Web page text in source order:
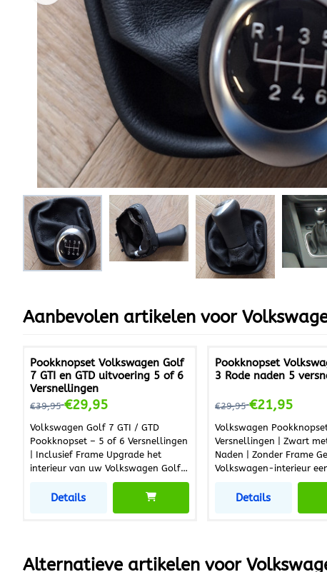
Aanbevolen artikelen voor
Pookknopset Volkswagen Golf
7 GTI en GTD uitvoering 5 of 6
Versnellingen
Van 39,95 voor 29,95
€39,95€29,95
Volkswagen Golf 7 GTI / GTD
Pookknopset – 5 of 6 Versnellingen
| Inclusief Frame Upgrade het
interieur van uw Volkswagen Golf 7
GTI of GTD met deze hoogwaardige
pookknopset. De set bestaat uit een
pookknopset en ideaal om uw auto
Details
Pookknopset
3 Rode naden 5
Van 29,95 voor 21,95
€29,95€21,95
Volkswagen
Versnellingen | Zwart
Naden | Zonder Frame Geef uw
Volkswagen-interieur
upgrade met deze
met 5 versnellingen. De
pookknopset en perfect
Details
Alternatieve artikelen voor